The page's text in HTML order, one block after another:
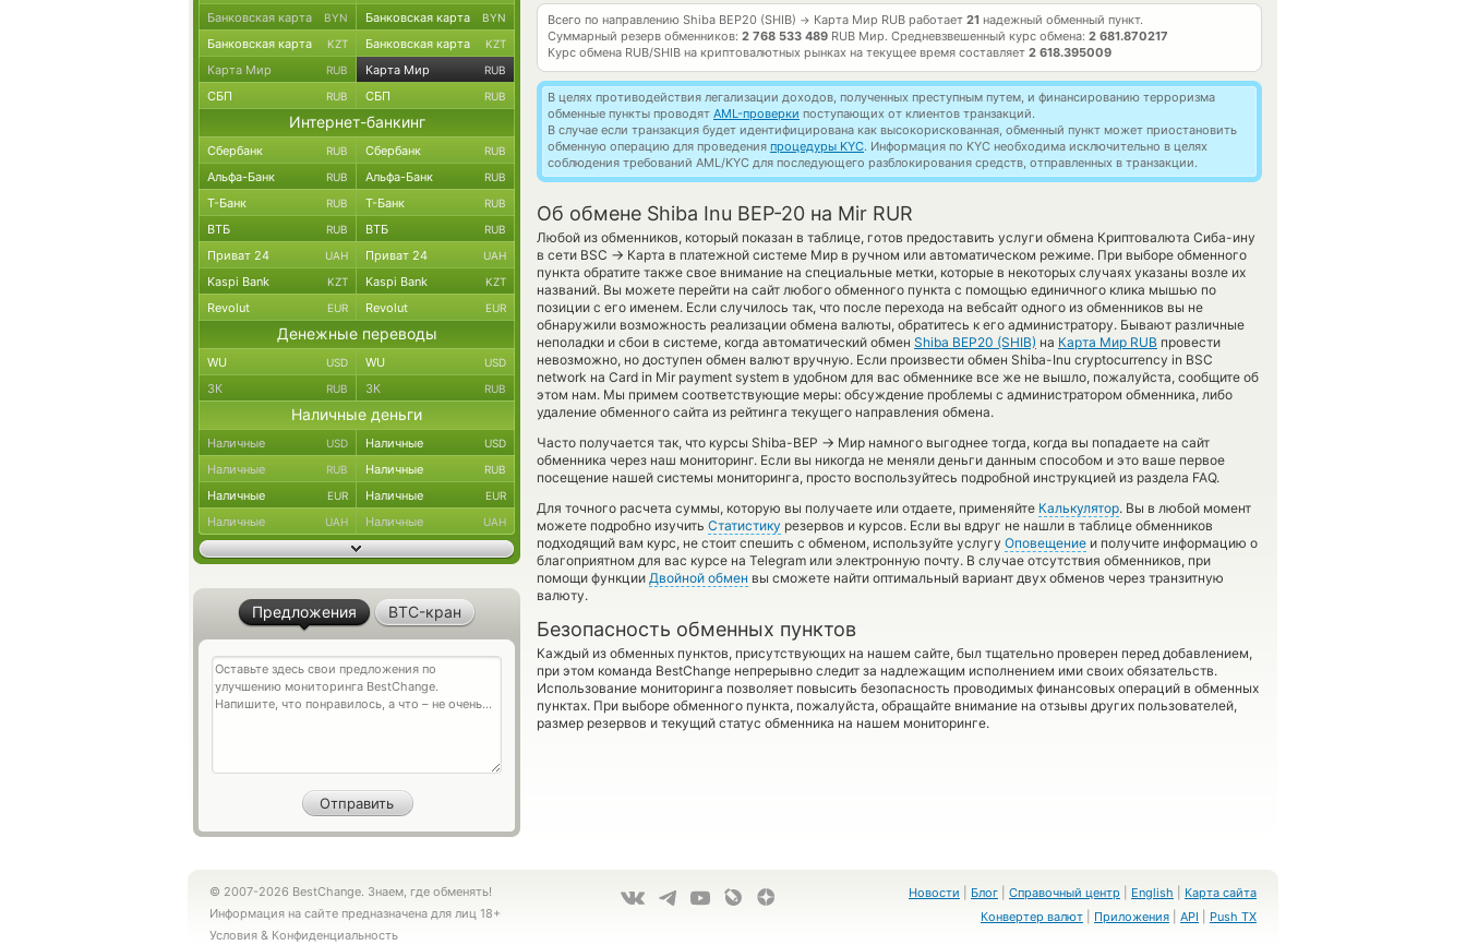
Всего по направлению Shiba BEP20 (SHIB) → Карта Мир RUB работает 21 надежный обменный пункт.
Суммарный резерв обменников: 2 768 533 489 RUB Мир. Средневзвешенный курс обмена: 2 681.870217
Курс обмена RUB/SHIB на криптовалютных рынках на текущее время составляет 2 618.395009
В целях противодействия легализации доходов, полученных преступным путем, и финансированию терроризма
обменные пункты проводят AML-проверки поступающих от клиентов транзакций.
В случае если транзакция будет идентифицирована как высокорискованная, обменный пункт может приостановить
обменную операцию для проведения процедуры KYC. Информация по KYC необходима исключительно в целях
соблюдения требований AML/KYC для последующего разблокирования средств, отправленных в транзакции.
Об обмене Shiba Inu BEP-20 на Mir RUR
Любой из обменников, который показан в таблице, готов предоставить услуги обмена Криптовалюта Сиба-ину
в сети BSC → Карта в платежной системе Мир в ручном или автоматическом режиме. При выборе обменного
пункта обратите также свое внимание на специальные метки, которые в некоторых случаях указаны возле их
названий. Вы можете перейти на сайт любого обменного пункта с помощью единичного клика мышью по
позиции с его именем. Если случилось так, что после перехода на вебсайт одного из обменников вы не
обнаружили возможность реализации обмена валюты, обратитесь к его администратору. Бывают различные
неполадки и сбои в системе, когда автоматический обмен Shiba BEP20 (SHIB) на Карта Мир RUB провести
невозможно, но доступен обмен валют вручную. Если произвести обмен Shiba-Inu cryptocurrency in BSC
network на Card in Mir payment system в удобном для вас обменнике все же не вышло, пожалуйста, сообщите об
этом нам. Мы примем соответствующие меры: обсуждение проблемы с администратором обменника, либо
удаление обменного сайта из рейтинга текущего направления обмена.
Часто получается так, что курсы Shiba-BEP → Мир намного выгоднее тогда, когда вы попадаете на сайт
обменника через наш мониторинг. Если вы никогда не меняли деньги данным способом и это ваше первое
посещение нашей системы мониторинга, просто воспользуйтесь подробной инструкцией из раздела FAQ.
Для точного расчета суммы, которую вы получаете или отдаете, применяйте Калькулятор. Вы в любой момент
можете подробно изучить Статистику резервов и курсов. Если вы вдруг не нашли в таблице обменников
подходящий вам курс, не стоит спешить с обменом, используйте услугу Оповещение и получите информацию о
благоприятном для вас курсе на Telegram или электронную почту. В случае отсутствия обменников, при
помощи функции Двойной обмен вы сможете найти оптимальный вариант двух обменов через транзитную
валюту.
Безопасность обменных пунктов
Каждый из обменных пунктов, присутствующих на нашем сайте, был тщательно проверен перед добавлением,
при этом команда BestChange непрерывно следит за надлежащим исполнением ими своих обязательств.
Использование мониторинга позволяет повысить безопасность проводимых финансовых операций в обменных
пунктах. При выборе обменного пункта, пожалуйста, обращайте внимание на отзывы других пользователей,
размер резервов и текущий статус обменника на нашем мониторинге.
Банковская карта BYN Банковская карта BYN
Банковская карта KZT Банковская карта KZT
Карта Мир RUB Карта Мир RUB
СБП RUB СБП RUB
Интернет-банкинг
Сбербанк RUB Сбербанк RUB
Альфа-Банк RUB Альфа-Банк RUB
Т-Банк RUB Т-Банк RUB
ВТБ RUB ВТБ RUB
Приват 24 UAH Приват 24 UAH
Kaspi Bank KZT Kaspi Bank KZT
Revolut EUR Revolut EUR
Денежные переводы
WU USD WU USD
ЗК RUB ЗК RUB
Наличные деньги
Наличные USD Наличные USD
Наличные RUB Наличные RUB
Наличные EUR Наличные EUR
Наличные UAH Наличные UAH
Предложения BTC-кран
© 2007-2026 BestChange. Знаем, где обменять!
Информация на сайте предназначена для лиц 18+
Условия & Конфиденциальность
Новости Блог Справочный центр English
Карта сайта
Конвертер валют
Приложения API Push TX